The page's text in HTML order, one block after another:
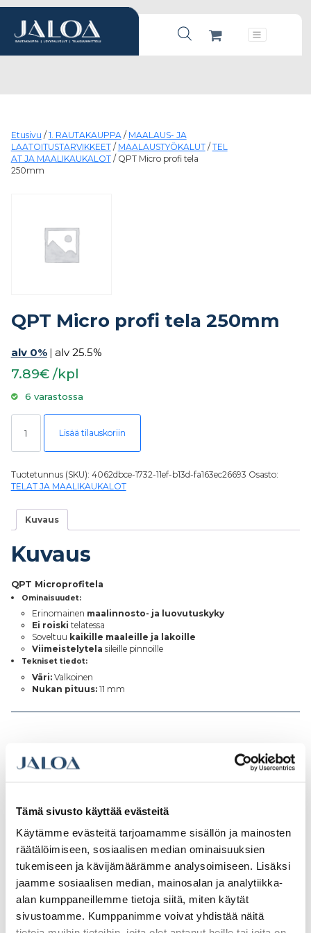
Tämä sivusto käyttää evästeitä
Käytämme evästeitä tarjoamamme sisällön ja mainosten
räätälöimiseen, sosiaalisen median ominaisuuksien
tukemiseen ja kävijämäärämme analysoimiseen. Lisäksi
jaamme sosiaalisen median, mainosalan ja analytiikka-
alan kumppaneillemme tietoja siitä, miten käytät
sivustoamme. Kumppanimme voivat yhdistää näitä
Products search
Päävalikko
Etusivu / 1. RAUTAKAUPPA/ MAALAUS- JA
LAATOITUSTARVIKKEET/ MAALAUSTYÖKALUT/ TEL
AT JA MAALIKAUKALOT/ QPT Micro profi tela
250mm
QPT Micro profi tela 250mm
alv 0% | alv 25.5%
7.89€ /kpl
6 varastossa
QPT Micro profi tela 250mm määrä
Lisää tilauskoriin
Tuotetunnus (SKU): 4062dbce-1732-11ef-b13d-fa163ec26693 Osasto:
TELAT JA MAALIKAUKALOT
Kuvaus
Kuvaus
QPT Microprofitela
Ominaisuudet:
Erinomainen maalinnosto- ja luovutuskyky
Ei roiski telatessa
Soveltuu kaikille maaleille ja lakoille
Viimeistelytela sileille pinnoille
Tekniset tiedot:
Väri:Valkoinen
Nukan pituus:11 mm
Tutustu myös